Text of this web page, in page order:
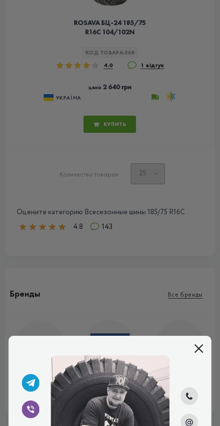
ROSAVA БЦ-24 185/75
R16C 104/102N
КОД ТОВАРА:568
4.0 1 відгук
цена2 640 грн
УКРАЇНА
КУПИТЬ
Количество товаров
Оцените категорию Всесезонные шины 185/75 R16С
4.8
143
Бренды Все бренды
Aplus Cachland